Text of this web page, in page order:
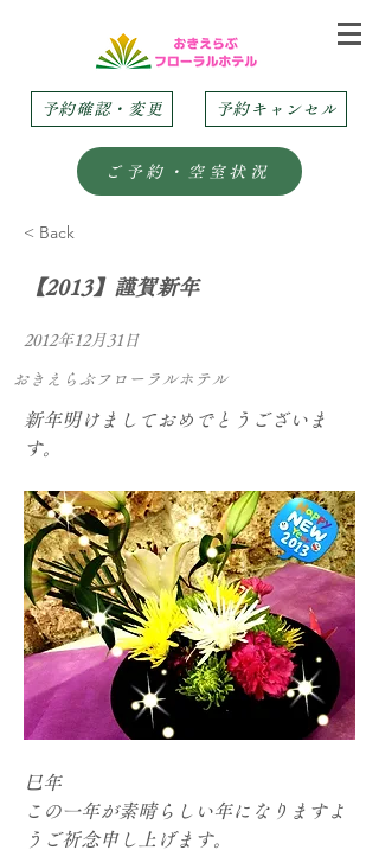
予約確認・変更 予約キャンセル
ご予約・空室状況
< Back
【2013】謹賀新年
2012年12月31日
おきえらぶフローラルホテル
新年明けましておめでとうございま
す。
巳年
この一年が素晴らしい年になりますよ
うご祈念申し上げます。